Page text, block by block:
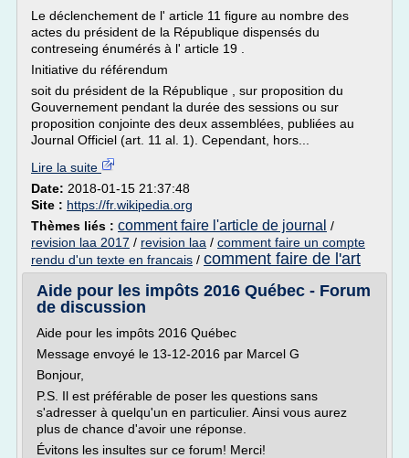
Le déclenchement de l' article 11 figure au nombre des
actes du président de la République dispensés du
contreseing énumérés à l' article 19 .
Initiative du référendum
soit du président de la République , sur proposition du
Gouvernement pendant la durée des sessions ou sur
proposition conjointe des deux assemblées, publiées au
Journal Officiel (art. 11 al. 1). Cependant, hors...
Lire la suite
Date: 2018-01-15 21:37:48
Site : https://fr.wikipedia.org
Thèmes liés : comment faire l'article de journal /
revision laa 2017 / revision laa / comment faire un compte
rendu d'un texte en francais / comment faire de l'art
Aide pour les impôts 2016 Québec - Forum
de discussion
Aide pour les impôts 2016 Québec
Message envoyé le 13-12-2016 par Marcel G
Bonjour,
P.S. Il est préférable de poser les questions sans
s'adresser à quelqu'un en particulier. Ainsi vous aurez
plus de chance d'avoir une réponse.
Évitons les insultes sur ce forum! Merci!